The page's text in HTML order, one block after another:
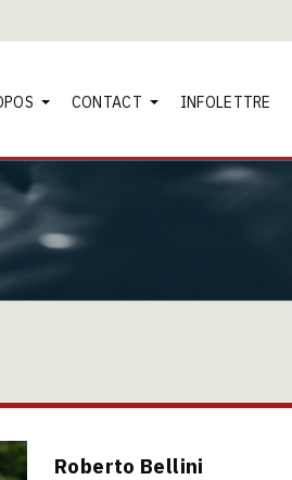
CONTACT INFOLETTRE
Roberto Bellini